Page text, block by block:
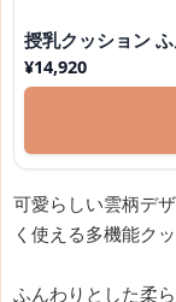
授乳クッション
¥14,920
可愛らしい雲柄デ
く使える多機能ク
ふんわりとした柔